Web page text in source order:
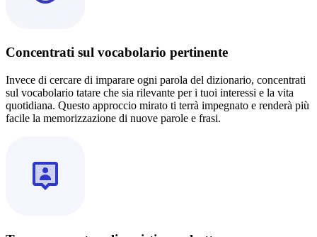
Concentrati sul vocabolario pertinente
Invece di cercare di imparare ogni parola del dizionario, concentrati
sul vocabolario tatare che sia rilevante per i tuoi interessi e la vita
quotidiana. Questo approccio mirato ti terrà impegnato e renderà più
facile la memorizzazione di nuove parole e frasi.